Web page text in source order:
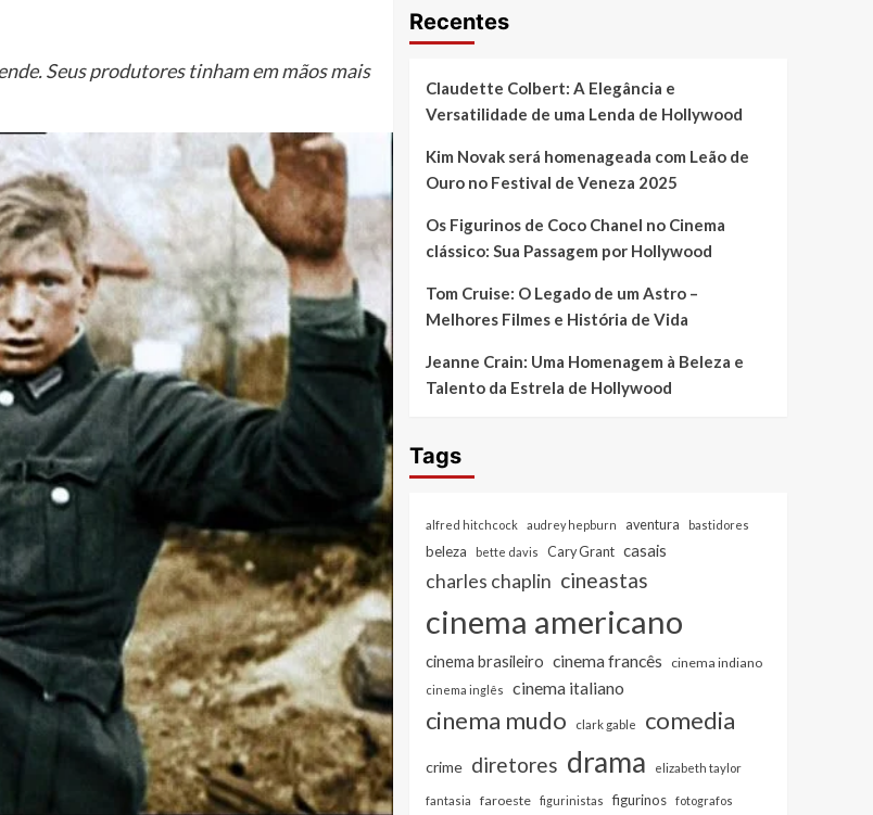
Seus produtores tinham em mãos mais
Recentes
Claudette Colbert: A Elegância e
Versatilidade de uma Lenda de Hollywood
Kim Novak será homenageada com Leão de
Ouro no Festival de Veneza 2025
Os Figurinos de Coco Chanel no Cinema
clássico: Sua Passagem por Hollywood
Tom Cruise: O Legado de um Astro –
Melhores Filmes e História de Vida
Jeanne Crain: Uma Homenagem à Beleza e
Talento da Estrela de Hollywood
Tags
alfred hitchcock audrey hepburn aventura bastidores
beleza bette davis Cary Grant casais
charles chaplin cineastas
cinema americano
cinema brasileiro cinema francês cinema indiano
cinema inglês cinema italiano
cinema mudo clark gable comedia
crime diretores drama elizabeth taylor
fantasia faroeste figurinistas figurinos
fotografos